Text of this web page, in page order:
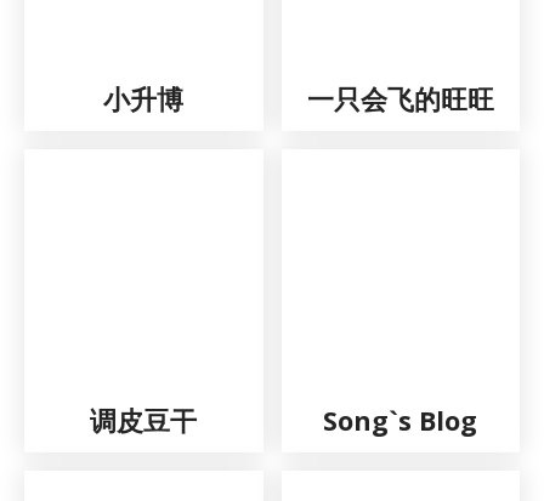
小升博 一只会飞的旺旺
调皮豆干 Song`s Blog